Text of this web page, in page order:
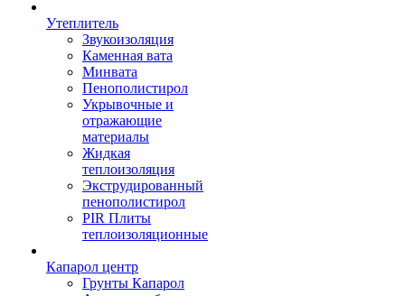
Утеплитель
Звукоизоляция
Каменная вата
Минвата
Пенополистирол
Укрывочные и
отражающие
материалы
Жидкая
теплоизоляция
Экструдированный
пенополистирол
PIR Плиты
теплоизоляционные
Капарол центр
Грунты Капарол